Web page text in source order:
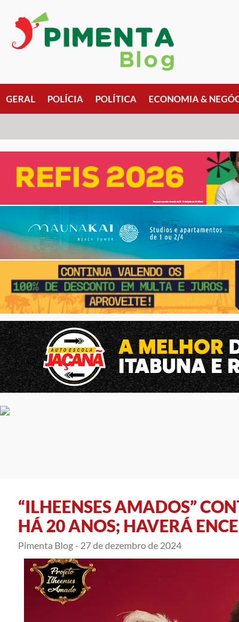
GERAL POLÍCIA POLÍTICA ECONOMIA &
“ILHEENSES AMADOS”
HÁ 20 ANOS; HAVERÁ
Pimenta Blog - 27 de dezembro de 2024